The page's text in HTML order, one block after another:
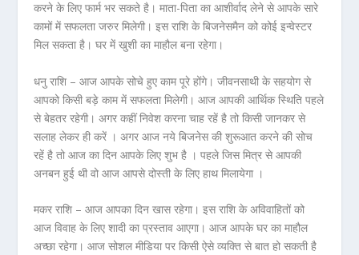
करने के लिए फार्म भर सकते है। माता-पिता का आशीर्वाद लेने से आपके सारे
कामों में सफलता जरुर मिलेगी। इस राशि के बिजनेसमैन को कोई इन्वेस्टर
मिल सकता है। घर में खुशी का माहौल बना रहेगा।
धनु राशि – आज आपके सोचे हुए काम पूरे होंगे। जीवनसाथी के सहयोग से
आपको किसी बड़े काम में सफलता मिलेगी। आज आपकी आर्थिक स्थिति पहले
से बेहतर रहेगी। अगर कहीं निवेश करना चाह रहें है तो किसी जानकर से
सलाह लेकर ही करें । अगर आज नये बिजनेस की शुरूआत करने की सोच
रहें है तो आज का दिन आपके लिए शुभ है । पहले जिस मित्र से आपकी
अनबन हुई थी वो आज आपसे दोस्ती के लिए हाथ मिलायेगा ।
मकर राशि – आज आपका दिन खास रहेगा। इस राशि के अविवाहितों को
आज विवाह के लिए शादी का प्रस्ताव आएगा। आज आपके घर का माहौल
अच्छा रहेगा। आज सोशल मीडिया पर किसी ऐसे व्यक्ति से बात हो सकती है